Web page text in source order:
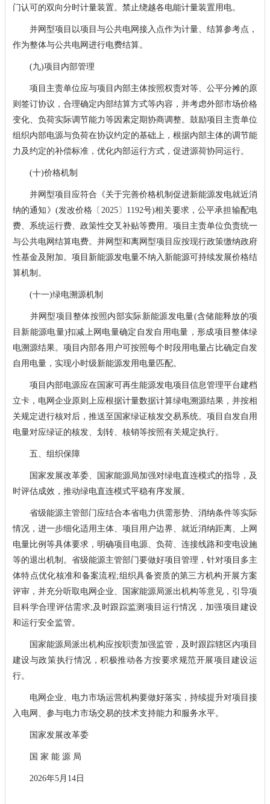
门认可的双向分时计量装置。禁止绕越各电能计量装置用电。
并网型项目以项目与公共电网接入点作为计量、结算参考点，
作为整体与公共电网进行电费结算。
(九)项目内部管理
项目主责单位应与项目内部主体按照权责对等、公平分摊的原
则签订协议，合理确定内部结算方式等内容，并考虑外部市场价格
变化、负荷实际调节能力等因素定期协商调整。鼓励项目主责单位
组织内部电源与负荷在协议约定的基础上，根据内部主体的调节能
力及约定的补偿标准，优化内部运行方式，促进源荷协同运行。
(十)价格机制
并网型项目应符合《关于完善价格机制促进新能源发电就近消
纳的通知》(发改价格〔2025〕1192号)相关要求，公平承担输配电
费、系统运行费、政策性交叉补贴等费用。项目主责单位负责统一
与公共电网结算电费。并网型和离网型项目应按现行政策缴纳政府
性基金及附加。项目新能源发电量不纳入新能源可持续发展价格结
算机制。
(十一)绿电溯源机制
并网型项目整体按照内部实际新能源发电量(含储能释放的项
目新能源电量)扣减上网电量确定自发自用电量，形成项目整体绿
电溯源结果。项目内部各用户可按照每个时段用电量占比确定自发
自用电量，实现小时级新能源发用电量匹配。
项目内部电源应在国家可再生能源发电项目信息管理平台建档
立卡，电网企业原则上应根据计量数据计算绿电溯源结果，并按相
关规定进行核对后，推送至国家绿证核发交易系统。项目自发自用
电量对应绿证的核发、划转、核销等按照有关规定执行。
五、组织保障
国家发展改革委、国家能源局加强对绿电直连模式的指导，及
时评估成效，推动绿电直连模式平稳有序发展。
省级能源主管部门应结合本省电力供需形势、消纳条件等实际
情况，进一步细化适用主体、项目用户边界、就近消纳距离、上网
电量比例等具体要求，明确项目电源、负荷、连接线路和变电设施
等的退出机制。省级能源主管部门要做好项目管理，针对项目多主
体特点优化核准和备案流程;组织具备资质的第三方机构开展方案
评审，并充分听取电网企业、国家能源局派出机构等意见，引导项
目科学合理评估需求;及时跟踪监测项目运行情况，加强项目建设
和运行安全监管。
国家能源局派出机构应按职责加强监管，及时跟踪辖区内项目
建设与政策执行情况，积极推动各方按要求规范开展项目建设运
行。
电网企业、电力市场运营机构要做好落实，持续提升对项目接
入电网、参与电力市场交易的技术支持能力和服务水平。
国家发展改革委
国 家 能 源 局
2026年5月14日